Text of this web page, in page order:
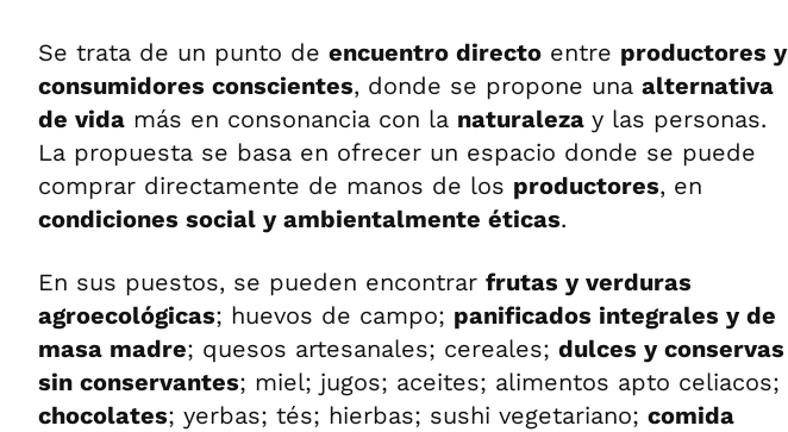
Se trata de un punto de encuentro directo entre productores y
consumidores conscientes, donde se propone una alternativa
de vida más en consonancia con la naturaleza y las personas.
La propuesta se basa en ofrecer un espacio donde se puede
comprar directamente de manos de los productores, en
condiciones social y ambientalmente éticas.
En sus puestos, se pueden encontrar frutas y verduras
agroecológicas; huevos de campo; panificados integrales y de
masa madre; quesos artesanales; cereales; dulces y conservas
sin conservantes; miel; jugos; aceites; alimentos apto celiacos;
chocolates; yerbas; tés; hierbas; sushi vegetariano; comida